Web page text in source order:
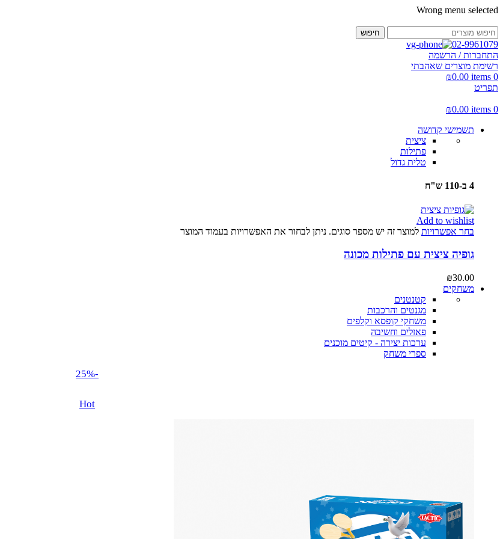
Wrong menu selected
חיפוש
02-9961079
התחברות / הרשמה
רשימת מוצרים שאהבתי
0
items
₪0.00
תפריט
0
items
₪0.00
תשמישי קדושה
ציצית
פתילות
טלית גדול
4 ב-110 ש"ח
Add to wishlist
בחר אפשרויות למוצר זה יש מספר סוגים. ניתן לבחור את האפשרויות בעמוד המוצר
גופיה ציצית עם פתילות מכונה
₪30.00
משחקים
קטנטנים
מגנטים והרכבות
משחקי קופסא וקלפים
פאזלים וחשיבה
ערכות יצירה - קיטים מוכנים
ספרי משחק
-25%
Hot